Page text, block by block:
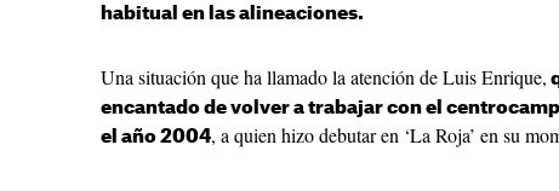
habitual en las alineaciones.
Una situación que ha llamado la atención de Luis Enrique,
encantado de volver a trabajar con el
el año 2004, a quien hizo debutar en ‘La Roja’ en su